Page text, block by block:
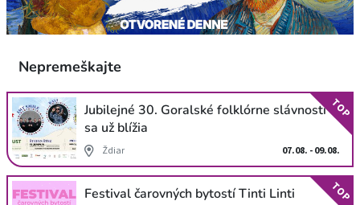
Nepremeškajte
Jubilejné 30. Goralské folklórne slávnosti
sa už blížia
Ždiar 07.08. - 09.08.
TOP
Festival čarovných bytostí Tinti Linti TOP